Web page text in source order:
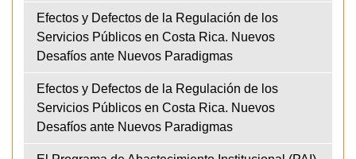
Efectos y Defectos de la Regulación de los
Servicios Públicos en Costa Rica. Nuevos
Desafíos ante Nuevos Paradigmas
Efectos y Defectos de la Regulación de los
Servicios Públicos en Costa Rica. Nuevos
Desafíos ante Nuevos Paradigmas